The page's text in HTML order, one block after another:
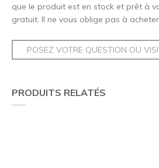
que le produit est en stock et prêt à
gratuit. Il ne vous oblige pas à
POSEZ VOTRE QUESTION OU
PRODUITS RELATÉS